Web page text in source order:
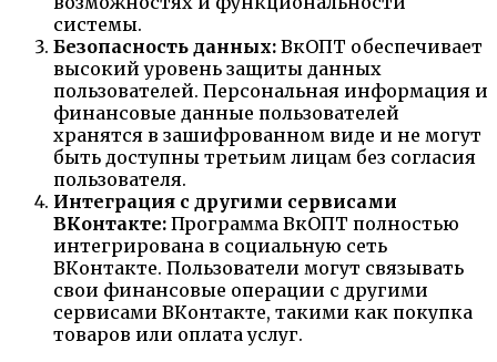
системы.
Безопасность данных: ВкОПТ обеспечивает
высокий уровень защиты данных
пользователей. Персональная информация и
финансовые данные пользователей
хранятся в зашифрованном виде и не могут
быть доступны третьим лицам без согласия
пользователя.
Интеграция с другими сервисами
ВКонтакте: Программа ВкОПТ полностью
интегрирована в социальную сеть
ВКонтакте. Пользователи могут связывать
свои финансовые операции с другими
сервисами ВКонтакте, такими как покупка
товаров или оплата услуг.